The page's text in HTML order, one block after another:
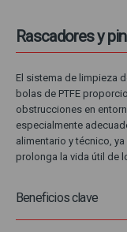
Rascadores y
El sistema de limpieza
bolas de PTFE
obstrucciones en
especialmente
alimentario y técnico,
prolonga la vida útil de
Beneficios clave